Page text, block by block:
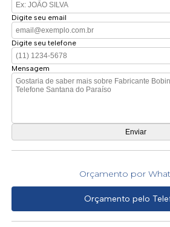
Digite seu email
Digite seu telefone
Mensagem
Orçamento por
Orçamento pelo